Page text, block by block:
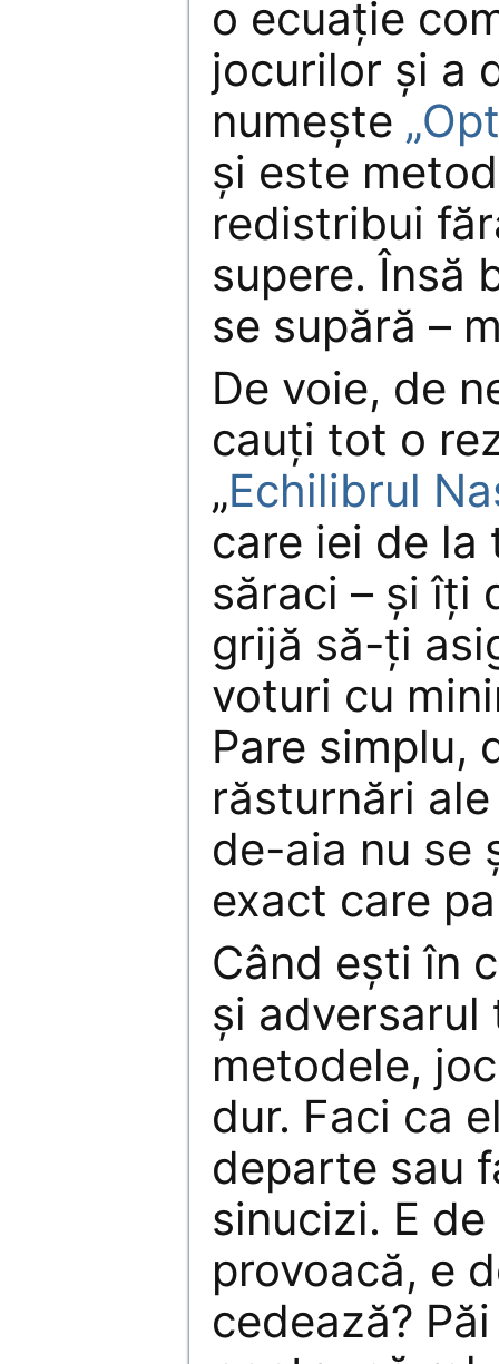
o ecuaţie
jocurilor şi a
numeşte
şi este
redistribui
supere. Însă
se supără –
De voie, de
cauţi tot o
„Echilibrul
care iei de
săraci – şi îţi
grijă să-ţi
voturi cu
Pare simplu,
răsturnări
de-aia nu se
exact care
Când eşti în
şi
metodele,
dur. Faci ca
departe sau
sinucizi. E
provoacă, e
cedează?